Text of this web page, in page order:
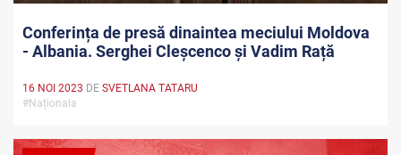
Conferința de presă dinaintea meciului Moldova
- Albania. Serghei Cleșcenco și Vadim Rață
16 NOI 2023 DE SVETLANA TATARU
#Naționala